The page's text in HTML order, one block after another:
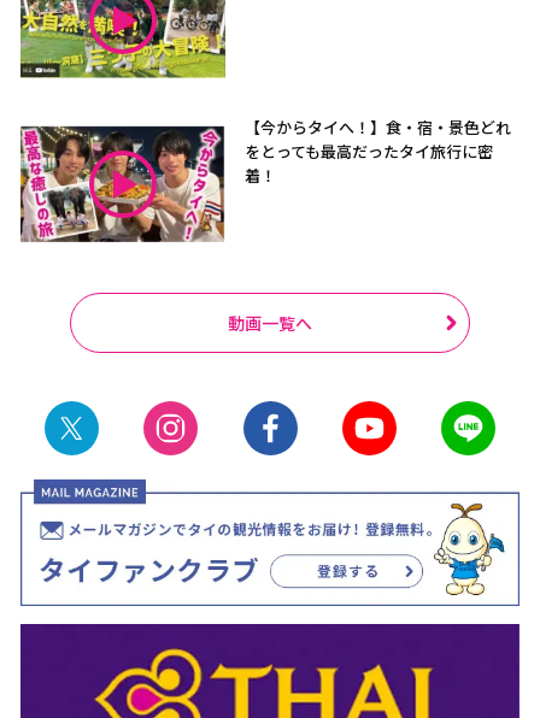
【今からタイへ！】食・宿・景色どれ
をとっても最高だったタイ旅行に密
着！
動画一覧へ